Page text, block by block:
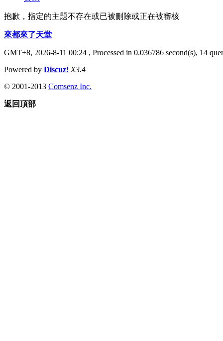
抱歉，指定的主題不存在或已被刪除或正在被審核
來都來了天堂
GMT+8, 2026-8-11 00:24 , Processed in 0.036786 second(s), 14
Powered by Discuz! X3.4
© 2001-2013 Comsenz Inc.
返回頂部